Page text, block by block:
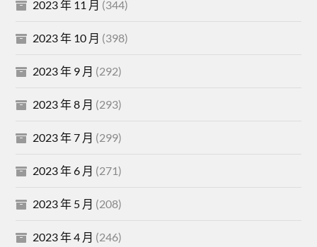
2023 年 11 月 (344)
2023 年 10 月 (398)
2023 年 9 月 (292)
2023 年 8 月 (293)
2023 年 7 月 (299)
2023 年 6 月 (271)
2023 年 5 月 (208)
2023 年 4 月 (246)